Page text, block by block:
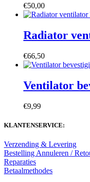
€50,00
Radiator
€66,50
Ventilator
€9,99
KLANTENSERVICE:
Verzending & Levering
Bestelling Annuleren /
Reparaties
Betaalmethodes